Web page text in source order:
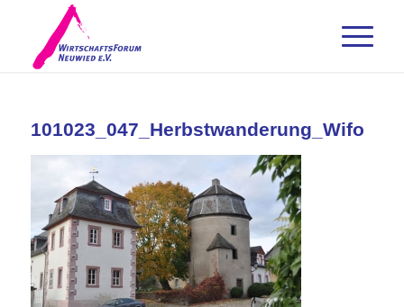
101023_047_Herbstwanderung_Wifo